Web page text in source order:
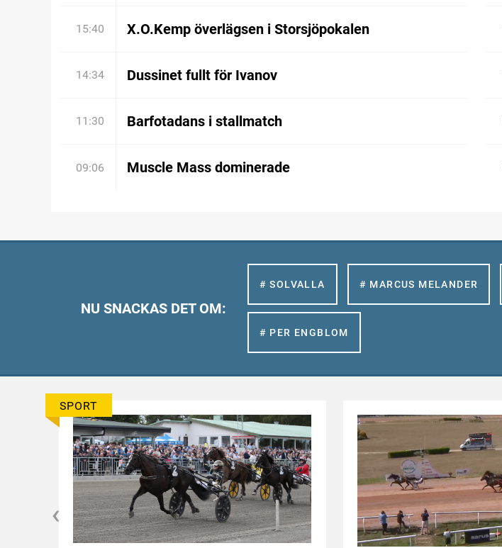
15:40 X.O.Kemp överlägsen i Storsjöpokalen
14:34 Dussinet fullt för Ivanov
11:30 Barfotadans i stallmatch
09:06 Muscle Mass dominerade
NU SNACKAS DET OM:
# SOLVALLA # MARCUS MELANDER
# PER ENGBLOM
SPORT